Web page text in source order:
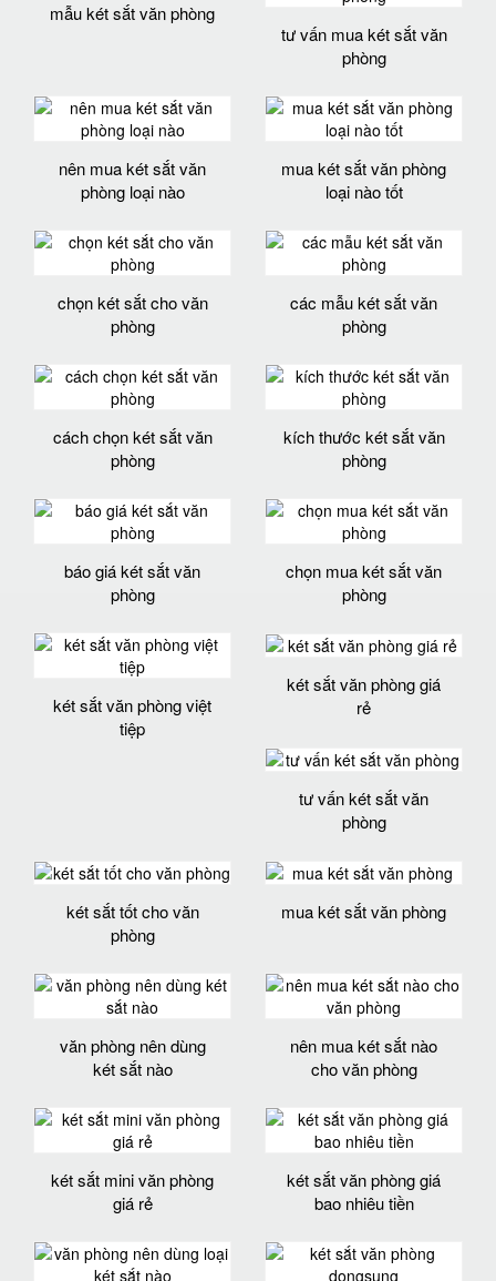
mẫu két sắt văn phòng
tư vấn mua két sắt văn
phòng
nên mua két sắt văn
phòng loại nào
mua két sắt văn phòng
loại nào tốt
chọn két sắt cho văn
phòng
các mẫu két sắt văn
phòng
cách chọn két sắt văn
phòng
kích thước két sắt văn
phòng
báo giá két sắt văn
phòng
chọn mua két sắt văn
phòng
két sắt văn phòng việt
tiệp
két sắt văn phòng giá
rẻ
tư vấn két sắt văn
phòng
két sắt tốt cho văn
phòng
mua két sắt văn phòng
văn phòng nên dùng
két sắt nào
nên mua két sắt nào
cho văn phòng
két sắt mini văn phòng
giá rẻ
két sắt văn phòng giá
bao nhiêu tiền